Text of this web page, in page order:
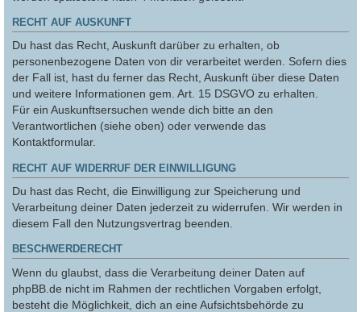
RECHT AUF AUSKUNFT
Du hast das Recht, Auskunft darüber zu erhalten, ob
personenbezogene Daten von dir verarbeitet werden. Sofern dies
der Fall ist, hast du ferner das Recht, Auskunft über diese Daten
und weitere Informationen gem. Art. 15 DSGVO zu erhalten.
Für ein Auskunftsersuchen wende dich bitte an den
Verantwortlichen (siehe oben) oder verwende das
Kontaktformular.
RECHT AUF WIDERRUF DER EINWILLIGUNG
Du hast das Recht, die Einwilligung zur Speicherung und
Verarbeitung deiner Daten jederzeit zu widerrufen. Wir werden in
diesem Fall den Nutzungsvertrag beenden.
BESCHWERDERECHT
Wenn du glaubst, dass die Verarbeitung deiner Daten auf
phpBB.de nicht im Rahmen der rechtlichen Vorgaben erfolgt,
besteht die Möglichkeit, dich an eine Aufsichtsbehörde zu